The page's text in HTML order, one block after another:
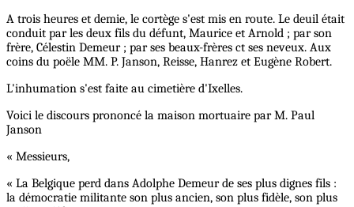
A trois heures et demie, le cortège s'est mis en route. Le deuil était
conduit par les deux fils du défunt, Maurice et Arnold ; par son
frère, Célestin Demeur ; par ses beaux-frères ct ses neveux. Aux
coins du poële MM. P. Janson, Reisse, Hanrez et Eugène Robert.
L'inhumation s'est faite au cimetière d'Ixelles.
Voici le discours prononcé la maison mortuaire par M. Paul
Janson
« Messieurs,
« La Belgique perd dans Adolphe Demeur de ses plus dignes fils :
la démocratie militante son plus ancien, son plus fidèle, son plus